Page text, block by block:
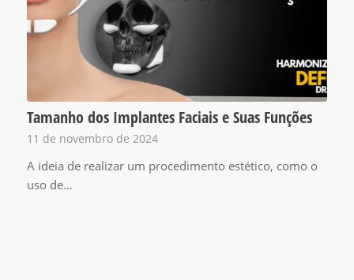
Tamanho dos Implantes Faciais e Suas Funções
11 de novembro de 2024
A ideia de realizar um procedimento estético, como o
uso de…